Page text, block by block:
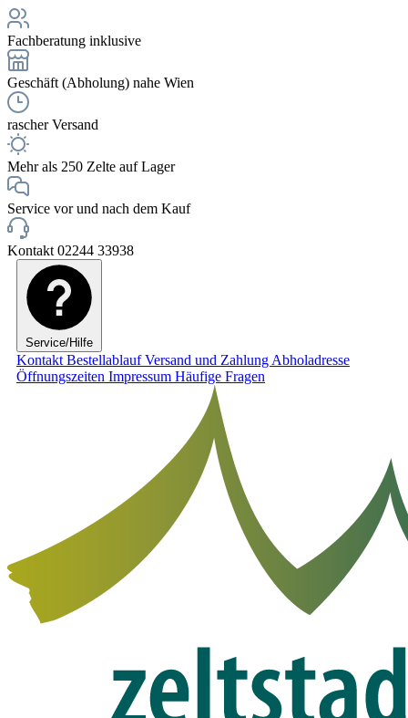
Fachberatung inklusive
Geschäft (Abholung) nahe Wien
rascher Versand
Mehr als 250 Zelte auf Lager
Service vor und nach dem Kauf
Kontakt 02244 33938
Service/Hilfe
Kontakt BestellablaufVersand und Zahlung Abholadresse
Öffnungszeiten Impressum Häufige Fragen